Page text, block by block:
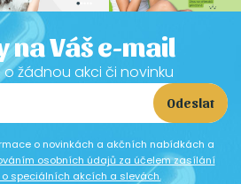
na Váš e-mail
žádnou akci či novinku
Odeslat
o novinkách a akčních nabídkách a
osobních údajů za účelem zasílání
speciálních akcích a slevách.